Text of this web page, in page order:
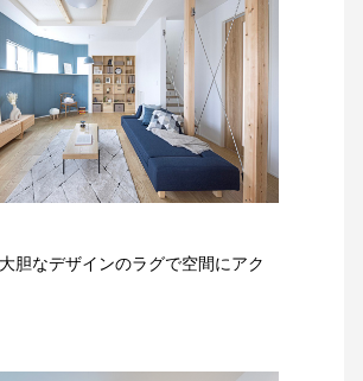
胆なデザインのラグで空間にアク